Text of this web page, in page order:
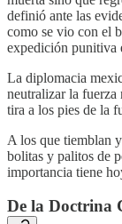
definió ante las
como se vio con el
expedición punitiva
La diplomacia
neutralizar la fuerza
tira a los pies de la
A los que tiemblan
bolitas y palitos de
importancia tiene
De la Doctrina